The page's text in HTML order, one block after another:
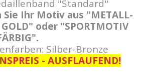
"Standard"
Sie Ihr Motiv aus "METALL-
oder "SPORTMOTIV
Silber-Bronze
- AUSFLAUFEND!